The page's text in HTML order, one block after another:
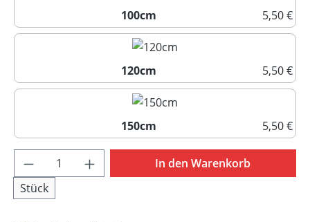
100cm
5,50 €
100cm
120cm
5,50 €
120cm
150cm
5,50 €
150cm
Produkt Anzahl: Gib den gewünschten
Stück
In den Warenkorb